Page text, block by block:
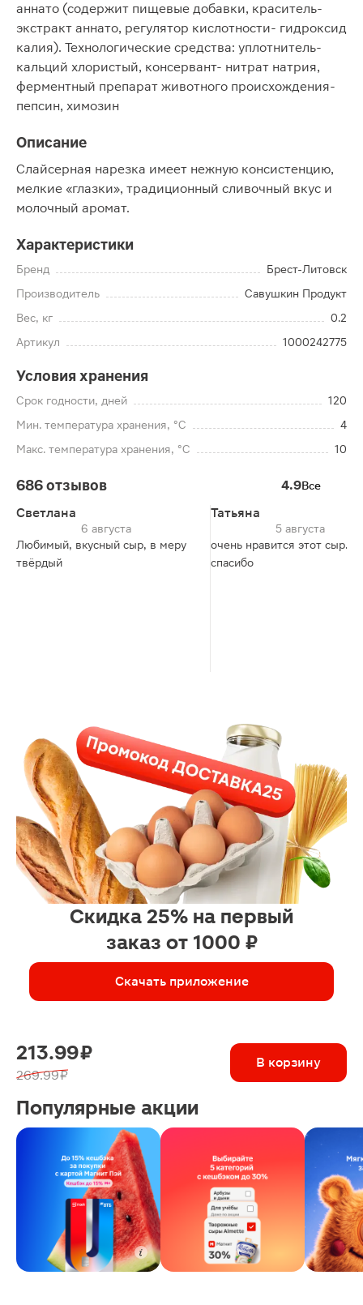
аннато (содержит пищевые добавки, краситель-
экстракт аннато, регулятор кислотности- гидроксид
калия). Технологические средства: уплотнитель-
кальций хлористый, консервант- нитрат натрия,
ферментный препарат животного происхождения-
пепсин, химозин
Описание
Слайсерная нарезка имеет нежную консистенцию,
мелкие «глазки», традиционный сливочный вкус и
молочный аромат.
Характеристики
Бренд
Брест-Литовск
Производитель
Савушкин Продукт
Вес, кг
0.2
Артикул
1000242775
Условия хранения
Срок годности, дней
120
Мин. температура хранения, °C
4
Макс. температура хранения, °C
10
686 отзывов 4.9Все
Светлана
6 августа
Любимый, вкусный сыр, в меру
твёрдый
Татьяна
5 августа
очень нравится этот сыр.
спасибо
Скидка 25% на первый
заказ от 1000 ₽
Скачать приложение
213.99 ₽
269.99 ₽
В корзину
Популярные акции